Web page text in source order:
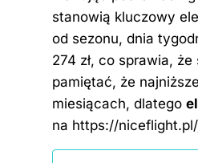
e
b
o
o
k
e
st
e
n
stanowią kluczowy
od sezonu, dnia
274 zł, co sprawia,
pamiętać, że
miesiącach, dlatego
na https://